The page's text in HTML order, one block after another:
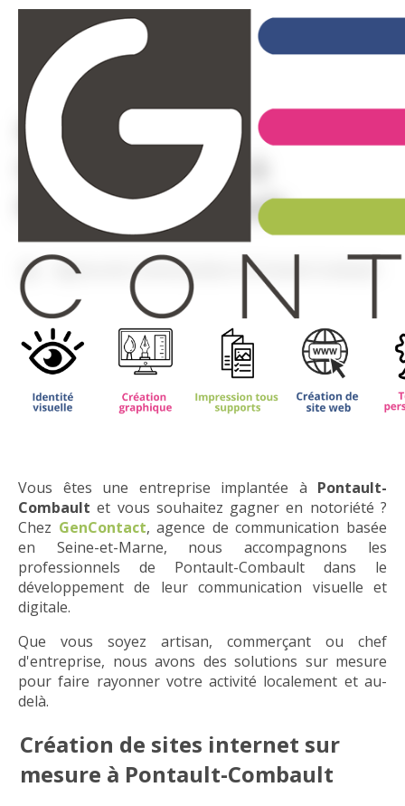
Agence de
Communication à
Pontault Combault
Agence de Communication à Pontault Combault
Vous êtes une entreprise implantée à Pontault-
Combault et vous souhaitez gagner en notoriété ?
Chez GenContact, agence de communication basée
en Seine-et-Marne, nous accompagnons les
professionnels de Pontault-Combault dans le
développement de leur communication visuelle et
digitale.
Que vous soyez artisan, commerçant ou chef
d'entreprise, nous avons des solutions sur mesure
pour faire rayonner votre activité localement et au-
delà.
Création de sites internet sur
mesure à Pontault-Combault